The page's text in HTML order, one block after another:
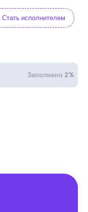
Стать исполнителем
Заполнено 2%